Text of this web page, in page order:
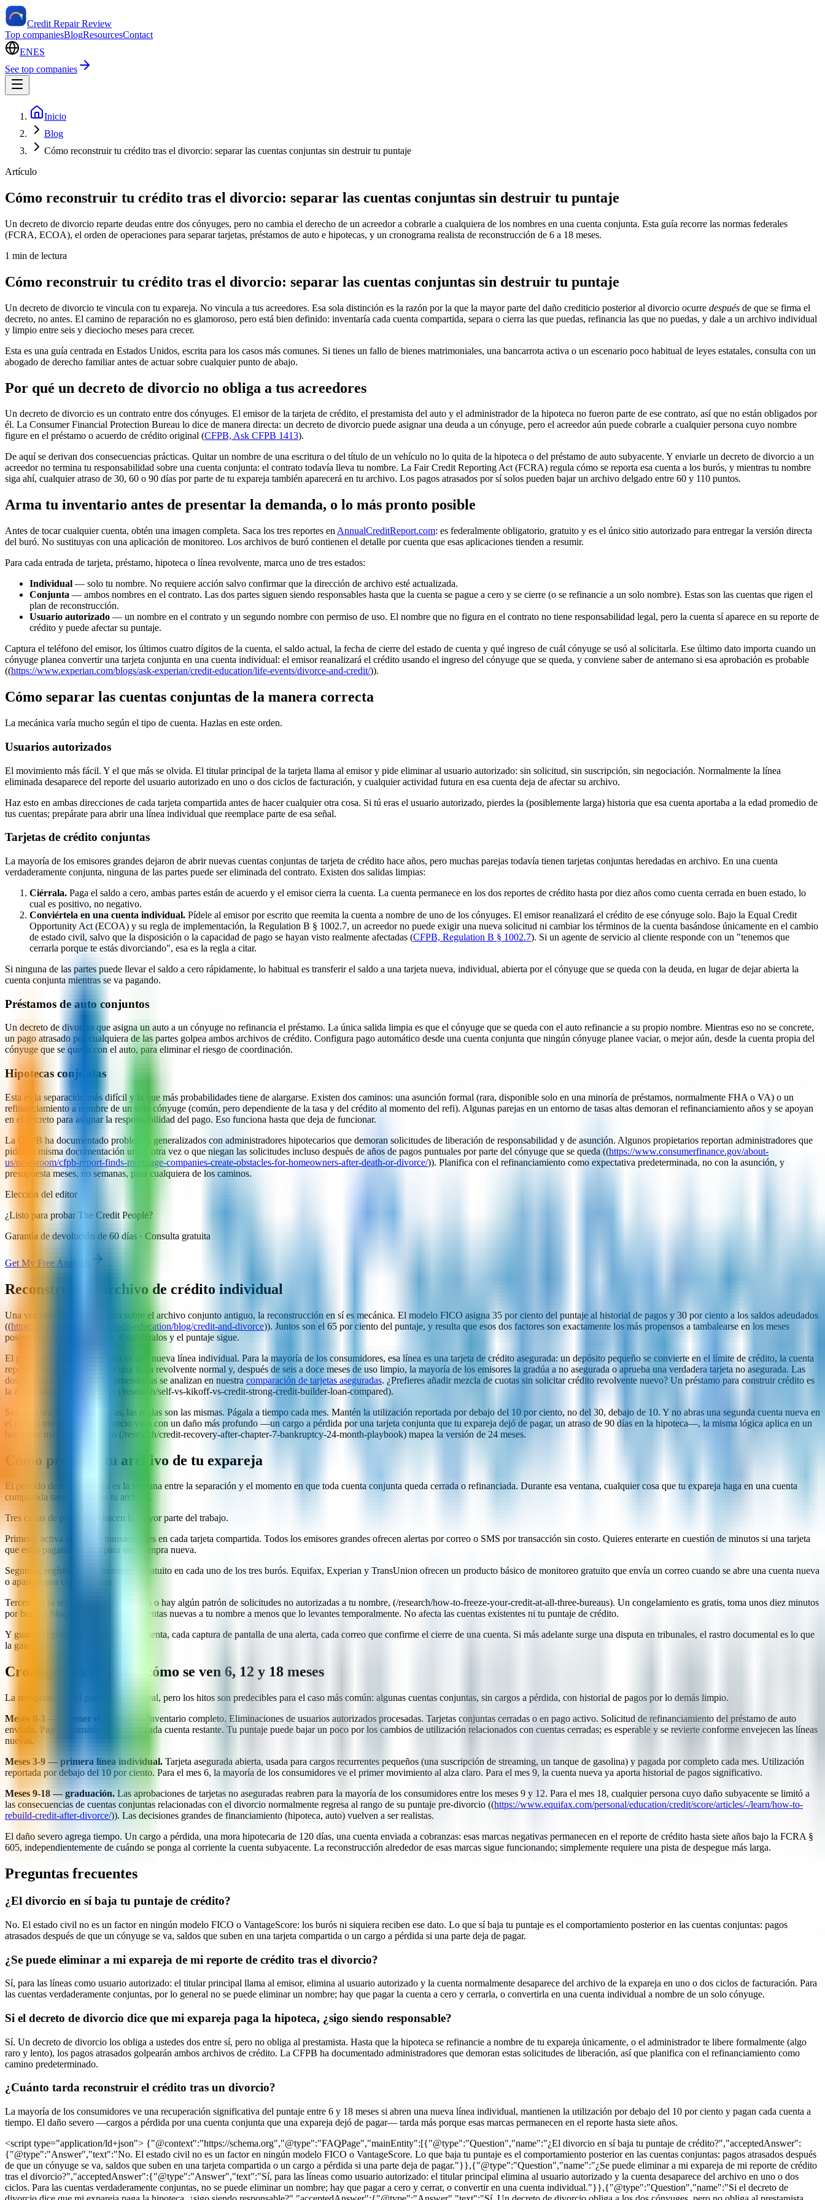
Credit Repair Review
Top companiesBlogResourcesContact
ENES
See top companies
Inicio
Blog
Cómo reconstruir tu crédito tras el divorcio: separar las cuentas conjuntas sin destruir tu puntaje
Artículo
Cómo reconstruir tu crédito tras el divorcio: separar las cuentas conjuntas sin destruir tu puntaje
Un decreto de divorcio reparte deudas entre dos cónyuges, pero no cambia el derecho de un acreedor a cobrarle a cualquiera de los nombres en una cuenta conjunta. Esta guía recorre las normas federales
(FCRA, ECOA), el orden de operaciones para separar tarjetas, préstamos de auto e hipotecas, y un cronograma realista de reconstrucción de 6 a 18 meses.
1 min de lectura
Cómo reconstruir tu crédito tras el divorcio: separar las cuentas conjuntas sin destruir tu puntaje
Un decreto de divorcio te vincula con tu expareja. No vincula a tus acreedores. Esa sola distinción es la razón por la que la mayor parte del daño crediticio posterior al divorcio ocurre después de que se firma el
decreto, no antes. El camino de reparación no es glamoroso, pero está bien definido: inventaría cada cuenta compartida, separa o cierra las que puedas, refinancia las que no puedas, y dale a un archivo individual
y limpio entre seis y dieciocho meses para crecer.
Esta es una guía centrada en Estados Unidos, escrita para los casos más comunes. Si tienes un fallo de bienes matrimoniales, una bancarrota activa o un escenario poco habitual de leyes estatales, consulta con un
abogado de derecho familiar antes de actuar sobre cualquier punto de abajo.
Por qué un decreto de divorcio no obliga a tus acreedores
Un decreto de divorcio es un contrato entre dos cónyuges. El emisor de la tarjeta de crédito, el prestamista del auto y el administrador de la hipoteca no fueron parte de ese contrato, así que no están obligados por
él. La Consumer Financial Protection Bureau lo dice de manera directa: un decreto de divorcio puede asignar una deuda a un cónyuge, pero el acreedor aún puede cobrarle a cualquier persona cuyo nombre
figure en el préstamo o acuerdo de crédito original (CFPB, Ask CFPB 1413).
De aquí se derivan dos consecuencias prácticas. Quitar un nombre de una escritura o del título de un vehículo no lo quita de la hipoteca o del préstamo de auto subyacente. Y enviarle un decreto de divorcio a un
acreedor no termina tu responsabilidad sobre una cuenta conjunta: el contrato todavía lleva tu nombre. La Fair Credit Reporting Act (FCRA) regula cómo se reporta esa cuenta a los burós, y mientras tu nombre
siga ahí, cualquier atraso de 30, 60 o 90 días por parte de tu expareja también aparecerá en tu archivo. Los pagos atrasados por sí solos pueden bajar un archivo delgado entre 60 y 110 puntos.
Arma tu inventario antes de presentar la demanda, o lo más pronto posible
Antes de tocar cualquier cuenta, obtén una imagen completa. Saca los tres reportes en AnnualCreditReport.com: es federalmente obligatorio, gratuito y es el único sitio autorizado para entregar la versión directa
del buró. No sustituyas con una aplicación de monitoreo. Los archivos de buró contienen el detalle por cuenta que esas aplicaciones tienden a resumir.
Para cada entrada de tarjeta, préstamo, hipoteca o línea revolvente, marca uno de tres estados:
Individual — solo tu nombre. No requiere acción salvo confirmar que la dirección de archivo esté actualizada.
Conjunta — ambos nombres en el contrato. Las dos partes siguen siendo responsables hasta que la cuenta se pague a cero y se cierre (o se refinancie a un solo nombre). Estas son las cuentas que rigen el
plan de reconstrucción.
Usuario autorizado — un nombre en el contrato y un segundo nombre con permiso de uso. El nombre que no figura en el contrato no tiene responsabilidad legal, pero la cuenta sí aparece en su reporte de
crédito y puede afectar su puntaje.
Captura el teléfono del emisor, los últimos cuatro dígitos de la cuenta, el saldo actual, la fecha de cierre del estado de cuenta y qué ingreso de cuál cónyuge se usó al solicitarla. Ese último dato importa cuando un
cónyuge planea convertir una tarjeta conjunta en una cuenta individual: el emisor reanalizará el crédito usando el ingreso del cónyuge que se queda, y conviene saber de antemano si esa aprobación es probable
((https://www.experian.com/blogs/ask-experian/credit-education/life-events/divorce-and-credit/)).
Cómo separar las cuentas conjuntas de la manera correcta
La mecánica varía mucho según el tipo de cuenta. Hazlas en este orden.
Usuarios autorizados
El movimiento más fácil. Y el que más se olvida. El titular principal de la tarjeta llama al emisor y pide eliminar al usuario autorizado: sin solicitud, sin suscripción, sin negociación. Normalmente la línea
eliminada desaparece del reporte del usuario autorizado en uno o dos ciclos de facturación, y cualquier actividad futura en esa cuenta deja de afectar su archivo.
Haz esto en ambas direcciones de cada tarjeta compartida antes de hacer cualquier otra cosa. Si tú eras el usuario autorizado, pierdes la (posiblemente larga) historia que esa cuenta aportaba a la edad promedio de
tus cuentas; prepárate para abrir una línea individual que reemplace parte de esa señal.
Tarjetas de crédito conjuntas
La mayoría de los emisores grandes dejaron de abrir nuevas cuentas conjuntas de tarjeta de crédito hace años, pero muchas parejas todavía tienen tarjetas conjuntas heredadas en archivo. En una cuenta
verdaderamente conjunta, ninguna de las partes puede ser eliminada del contrato. Existen dos salidas limpias:
Ciérrala. Paga el saldo a cero, ambas partes están de acuerdo y el emisor cierra la cuenta. La cuenta permanece en los dos reportes de crédito hasta por diez años como cuenta cerrada en buen estado, lo
cual es positivo, no negativo.
Conviértela en una cuenta individual. Pídele al emisor por escrito que reemita la cuenta a nombre de uno de los cónyuges. El emisor reanalizará el crédito de ese cónyuge solo. Bajo la Equal Credit
Opportunity Act (ECOA) y su regla de implementación, la Regulation B § 1002.7, un acreedor no puede exigir una nueva solicitud ni cambiar los términos de la cuenta basándose únicamente en el cambio
de estado civil, salvo que la disposición o la capacidad de pago se hayan visto realmente afectadas (CFPB, Regulation B § 1002.7). Si un agente de servicio al cliente responde con un "tenemos que
cerrarla porque te estás divorciando", esa es la regla a citar.
Si ninguna de las partes puede llevar el saldo a cero rápidamente, lo habitual es transferir el saldo a una tarjeta nueva, individual, abierta por el cónyuge que se queda con la deuda, en lugar de dejar abierta la
cuenta conjunta mientras se va pagando.
Préstamos de auto conjuntos
Un decreto de divorcio que asigna un auto a un cónyuge no refinancia el préstamo. La única salida limpia es que el cónyuge que se queda con el auto refinancie a su propio nombre. Mientras eso no se concrete,
un pago atrasado por cualquiera de las partes golpea ambos archivos de crédito. Configura pago automático desde una cuenta conjunta que ningún cónyuge planee vaciar, o mejor aún, desde la cuenta propia del
cónyuge que se queda con el auto, para eliminar el riesgo de coordinación.
Hipotecas conjuntas
Esta es la separación más difícil y la que más probabilidades tiene de alargarse. Existen dos caminos: una asunción formal (rara, disponible solo en una minoría de préstamos, normalmente FHA o VA) o un
refinanciamiento a nombre de un solo cónyuge (común, pero dependiente de la tasa y del crédito al momento del refi). Algunas parejas en un entorno de tasas altas demoran el refinanciamiento años y se apoyan
en el decreto para asignar la responsabilidad del pago. Eso funciona hasta que deja de funcionar.
La CFPB ha documentado problemas generalizados con administradores hipotecarios que demoran solicitudes de liberación de responsabilidad y de asunción. Algunos propietarios reportan administradores que
piden la misma documentación una y otra vez o que niegan las solicitudes incluso después de años de pagos puntuales por parte del cónyuge que se queda ((https://www.consumerfinance.gov/about-
us/newsroom/cfpb-report-finds-mortgage-companies-create-obstacles-for-homeowners-after-death-or-divorce/)). Planifica con el refinanciamiento como expectativa predeterminada, no con la asunción, y
presupuesta meses, no semanas, para cualquiera de los caminos.
Elección del editor
¿Listo para probar The Credit People?
Garantía de devolución de 60 días · Consulta gratuita
Get My Free Analysis
Reconstruir tu archivo de crédito individual
Una vez cerrada la exposición sobre el archivo conjunto antiguo, la reconstrucción en sí es mecánica. El modelo FICO asigna 35 por ciento del puntaje al historial de pagos y 30 por ciento a los saldos adeudados
((https://www.myfico.com/credit-education/blog/credit-and-divorce)). Juntos son el 65 por ciento del puntaje, y resulta que esos dos factores son exactamente los más propensos a tambalearse en los meses
posteriores a una separación. Estabilízalos y el puntaje sigue.
El punto estándar de reentrada es una nueva línea individual. Para la mayoría de los consumidores, esa línea es una tarjeta de crédito asegurada: un depósito pequeño se convierte en el límite de crédito, la cuenta
reporta a los tres burós como una línea revolvente normal y, después de seis a doce meses de uso limpio, la mayoría de los emisores la gradúa a no asegurada o aprueba una verdadera tarjeta no asegurada. Las
dos tarjetas iniciales más recomendadas se analizan en nuestra comparación de tarjetas aseguradas. ¿Prefieres añadir mezcla de cuotas sin solicitar crédito revolvente nuevo? Un préstamo para construir crédito es
la alternativa; revisa nuestras (/research/self-vs-kikoff-vs-credit-strong-credit-builder-loan-compared).
Sea cual sea la línea que abras, las reglas son las mismas. Págala a tiempo cada mes. Mantén la utilización reportada por debajo del 10 por ciento, no del 30, debajo de 10. Y no abras una segunda cuenta nueva en
el mismo trimestre. Si el divorcio vino con un daño más profundo —un cargo a pérdida por una tarjeta conjunta que tu expareja dejó de pagar, un atraso de 90 días en la hipoteca—, la misma lógica aplica en un
horizonte más largo. Nuestro (/research/credit-recovery-after-chapter-7-bankruptcy-24-month-playbook) mapea la versión de 24 meses.
Cómo proteger tu archivo de tu expareja
El periodo de mayor riesgo es la ventana entre la separación y el momento en que toda cuenta conjunta queda cerrada o refinanciada. Durante esa ventana, cualquier cosa que tu expareja haga en una cuenta
compartida también cae en tu archivo.
Tres capas de protección hacen la mayor parte del trabajo.
Primero, activa alertas de transacciones en cada tarjeta compartida. Todos los emisores grandes ofrecen alertas por correo o SMS por transacción sin costo. Quieres enterarte en cuestión de minutos si una tarjeta
que estás pagando se usa para una compra nueva.
Segundo, regístrate para monitoreo gratuito en cada uno de los tres burós. Equifax, Experian y TransUnion ofrecen un producto básico de monitoreo gratuito que envía un correo cuando se abre una cuenta nueva
o aparece una consulta dura.
Tercero, si la separación es conflictiva o hay algún patrón de solicitudes no autorizadas a tu nombre, (/research/how-to-freeze-your-credit-at-all-three-bureaus). Un congelamiento es gratis, toma unos diez minutos
por buró, y bloquea la apertura de cuentas nuevas a tu nombre a menos que lo levantes temporalmente. No afecta las cuentas existentes ni tu puntaje de crédito.
Y guarda registros. Cada estado de cuenta, cada captura de pantalla de una alerta, cada correo que confirme el cierre de una cuenta. Si más adelante surge una disputa en tribunales, el rastro documental es lo que
la gana.
Cronograma realista: cómo se ven 6, 12 y 18 meses
La recuperación del puntaje no es lineal, pero los hitos son predecibles para el caso más común: algunas cuentas conjuntas, sin cargos a pérdida, con historial de pagos por lo demás limpio.
Meses 0-3 — detener el sangrado.
Inventario completo. Eliminaciones de usuarios autorizados procesadas. Tarjetas conjuntas cerradas o en pago activo. Solicitud de refinanciamiento del préstamo de auto
enviada. Pago automático activo en cada cuenta restante. Tu puntaje puede bajar un poco por los cambios de utilización relacionados con cuentas cerradas; es esperable y se revierte conforme envejecen las líneas
nuevas.
Meses 3-9 — primera línea individual. Tarjeta asegurada abierta, usada para cargos recurrentes pequeños (una suscripción de streaming, un tanque de gasolina) y pagada por completo cada mes. Utilización
reportada por debajo del 10 por ciento. Para el mes 6, la mayoría de los consumidores ve el primer movimiento al alza claro. Para el mes 9, la cuenta nueva ya aporta historial de pagos significativo.
Meses 9-18 — graduación. Las aprobaciones de tarjetas no aseguradas reabren para la mayoría de los consumidores entre los meses 9 y 12. Para el mes 18, cualquier persona cuyo daño subyacente se limitó a
las consecuencias de cuentas conjuntas relacionadas con el divorcio normalmente regresa al rango de su puntaje pre-divorcio ((https://www.equifax.com/personal/education/credit/score/articles/-/learn/how-to-
rebuild-credit-after-divorce/)). Las decisiones grandes de financiamiento (hipoteca, auto) vuelven a ser realistas.
El daño severo agrega tiempo. Un cargo a pérdida, una mora hipotecaria de 120 días, una cuenta enviada a cobranzas: esas marcas negativas permanecen en el reporte de crédito hasta siete años bajo la FCRA §
605, independientemente de cuándo se ponga al corriente la cuenta subyacente. La reconstrucción alrededor de esas marcas sigue funcionando; simplemente requiere una pista de despegue más larga.
Preguntas frecuentes
¿El divorcio en sí baja tu puntaje de crédito?
No. El estado civil no es un factor en ningún modelo FICO o VantageScore: los burós ni siquiera reciben ese dato. Lo que sí baja tu puntaje es el comportamiento posterior en las cuentas conjuntas: pagos
atrasados después de que un cónyuge se va, saldos que suben en una tarjeta compartida o un cargo a pérdida si una parte deja de pagar.
¿Se puede eliminar a mi expareja de mi reporte de crédito tras el divorcio?
Sí, para las líneas como usuario autorizado: el titular principal llama al emisor, elimina al usuario autorizado y la cuenta normalmente desaparece del archivo de la expareja en uno o dos ciclos de facturación. Para
las cuentas verdaderamente conjuntas, por lo general no se puede eliminar un nombre; hay que pagar la cuenta a cero y cerrarla, o convertirla en una cuenta individual a nombre de un solo cónyuge.
Si el decreto de divorcio dice que mi expareja paga la hipoteca, ¿sigo siendo responsable?
Sí. Un decreto de divorcio los obliga a ustedes dos entre sí, pero no obliga al prestamista. Hasta que la hipoteca se refinancie a nombre de tu expareja únicamente, o el administrador te libere formalmente (algo
raro y lento), los pagos atrasados golpearán ambos archivos de crédito. La CFPB ha documentado administradores que demoran estas solicitudes de liberación, así que planifica con el refinanciamiento como
camino predeterminado.
¿Cuánto tarda reconstruir el crédito tras un divorcio?
La mayoría de los consumidores ve una recuperación significativa del puntaje entre 6 y 18 meses si abren una nueva línea individual, mantienen la utilización por debajo del 10 por ciento y pagan cada cuenta a
tiempo. El daño severo —cargos a pérdida por una cuenta conjunta que una expareja dejó de pagar— tarda más porque esas marcas permanecen en el reporte hasta siete años.
<script type="application/ld+json"> {"@context":"https://schema.org","@type":"FAQPage","mainEntity":[{"@type":"Question","name":"¿El divorcio en sí baja tu puntaje de crédito?","acceptedAnswer":
{"@type":"Answer","text":"No. El estado civil no es un factor en ningún modelo FICO o VantageScore. Lo que baja tu puntaje es el comportamiento posterior en las cuentas conjuntas: pagos atrasados después
de que un cónyuge se va, saldos que suben en una tarjeta compartida o un cargo a pérdida si una parte deja de pagar."}},{"@type":"Question","name":"¿Se puede eliminar a mi expareja de mi reporte de crédito
tras el divorcio?","acceptedAnswer":{"@type":"Answer","text":"Sí, para las líneas como usuario autorizado: el titular principal elimina al usuario autorizado y la cuenta desaparece del archivo en uno o dos
ciclos. Para las cuentas verdaderamente conjuntas, no se puede eliminar un nombre; hay que pagar a cero y cerrar, o convertir en una cuenta individual."}},{"@type":"Question","name":"Si el decreto de